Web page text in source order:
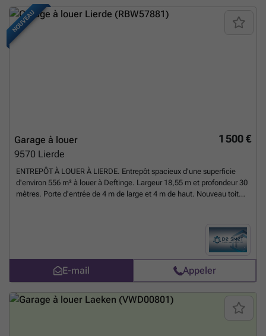
NOUVEAU
1 500 €
Garage à louer
9570 Lierde
ENTREPÔT À LOUER À LIERDE. Entrepôt spacieux d'une superficie
d'environ 556 m² à louer à Deftinge. Largeur 18,55 m et profondeur 30
mètres. Porte d'entrée de 4 m de large et 4 m de haut. Nouveau toit
3 ans. Pour des informations ou des visites, veuillez répondre à
l'annonce, nous vous appellerons pour fixer un rendez-vous.En savoir
E-mail Appeler